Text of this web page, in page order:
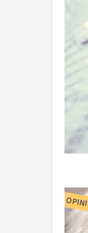
OPINI